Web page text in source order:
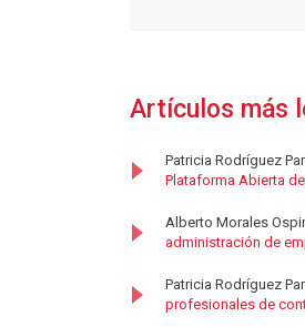
Artículos más
Patricia Rodríguez
Plataforma Abierta
Alberto Morales
administración de
Patricia Rodríguez
profesionales de